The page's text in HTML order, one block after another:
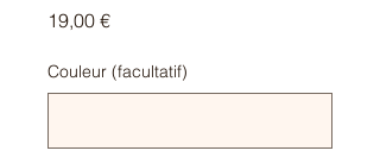
19,00 €Prix
Couleur (facultatif)